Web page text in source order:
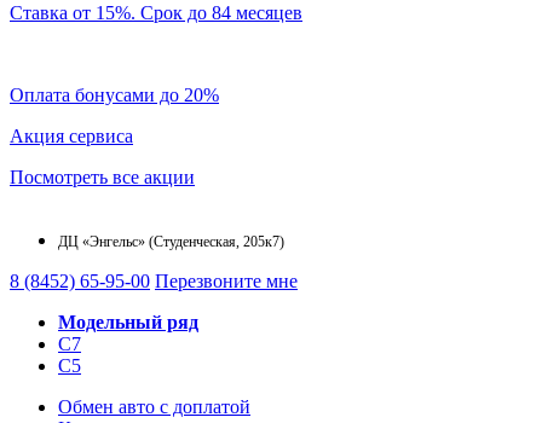
Ставка от 15%. Срок до 84 месяцев
Оплата бонусами до 20%
Акция сервиса
Посмотреть все акции
ДЦ «Энгельс» (Студенческая, 205к7)
8 (8452) 65-95-00 Перезвоните мне
Модельный ряд
C7
C5
Обмен авто с доплатой